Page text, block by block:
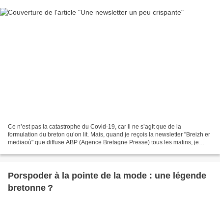
Ce n’est pas la catastrophe du Covid-19, car il ne s’agit que de la
formulation du breton qu’on lit. Mais, quand je reçois la newsletter "Breizh er
mediaoù" que diffuse ABP (Agence Bretagne Presse) tous les matins, je
Porspoder à la pointe de la mode : une légende
bretonne ?